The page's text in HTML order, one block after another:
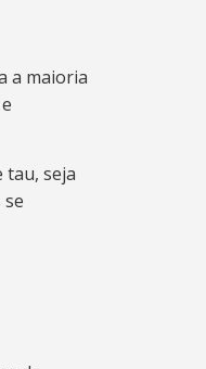
a maioria
tau, seja